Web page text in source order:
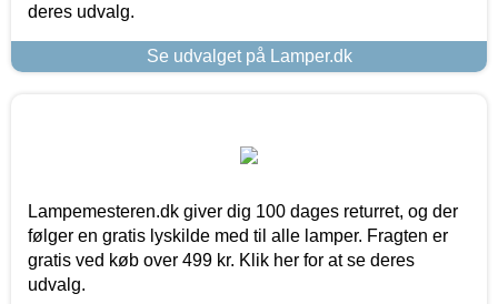
deres udvalg.
Se udvalget på Lamper.dk
Lampemesteren.dk giver dig 100 dages returret, og der
følger en gratis lyskilde med til alle lamper. Fragten er
gratis ved køb over 499 kr. Klik her for at se deres
udvalg.